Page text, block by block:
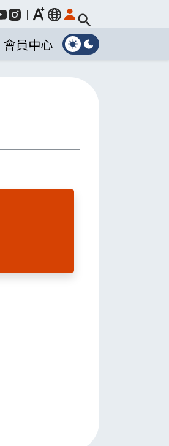
｜ 放大
language
會員中心